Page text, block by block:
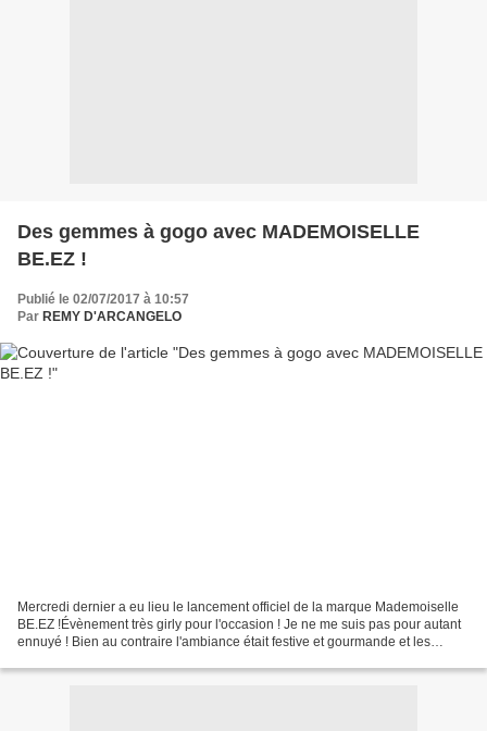
Des gemmes à gogo avec MADEMOISELLE
BE.EZ !
Publié le 02/07/2017 à 10:57
Par REMY D'ARCANGELO
Mercredi dernier a eu lieu le lancement officiel de la marque Mademoiselle
BE.EZ !Évènement très girly pour l'occasion ! Je ne me suis pas pour autant
ennuyé ! Bien au contraire l'ambiance était festive et gourmande et les